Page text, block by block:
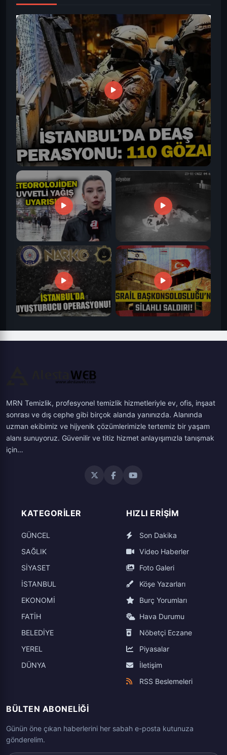
ÖNE ÇIKAN
İstanbul'da DEAŞ Operasyonu: 110 Gözaltı! | A
Haber
İstanbul Dahil 24 İl İçin
Kuvvetli Yağış Uyarısı! | A
Haber
İneklerin deprem anındaki
paniği kamerada
SON DAKİKA🚨İstanbul'da
Kan Donduran Cinayet!
MRN Temizlik, profesyonel temizlik hizmetleriyle ev, ofis, inşaat
sonrası ve dış cephe gibi birçok alanda yanınızda. Alanında
uzman ekibimiz ve hijyenik çözümlerimizle tertemiz bir yaşam
alanı sunuyoruz. Güvenilir ve titiz hizmet anlayışımızla tanışmak
için…
KATEGORILER
GÜNCEL
SAĞLIK
SİYASET
İSTANBUL
EKONOMİ
FATİH
BELEDİYE
YEREL
DÜNYA
HIZLI ERIŞIM
Son Dakika
Video Haberler
Foto Galeri
Köşe Yazarları
Burç Yorumları
Hava Durumu
Nöbetçi Eczane
Piyasalar
İletişim
RSS Beslemeleri
BÜLTEN ABONELIĞI
Günün öne çıkan haberlerini her sabah e-posta kutunuza
gönderelim.